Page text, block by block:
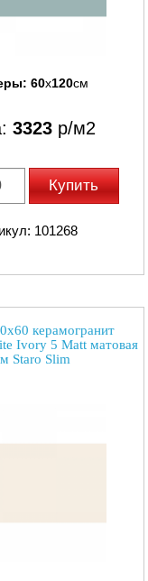
60x120см
3323р/м2
Купить
101268
керамогранит
Ivory 5 Matt матовая
Staro Slim